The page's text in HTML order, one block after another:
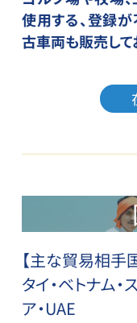
使用する、登録が
古車両も販売して
【主な貿易相手
タイ・ベトナム・
ア・UAE